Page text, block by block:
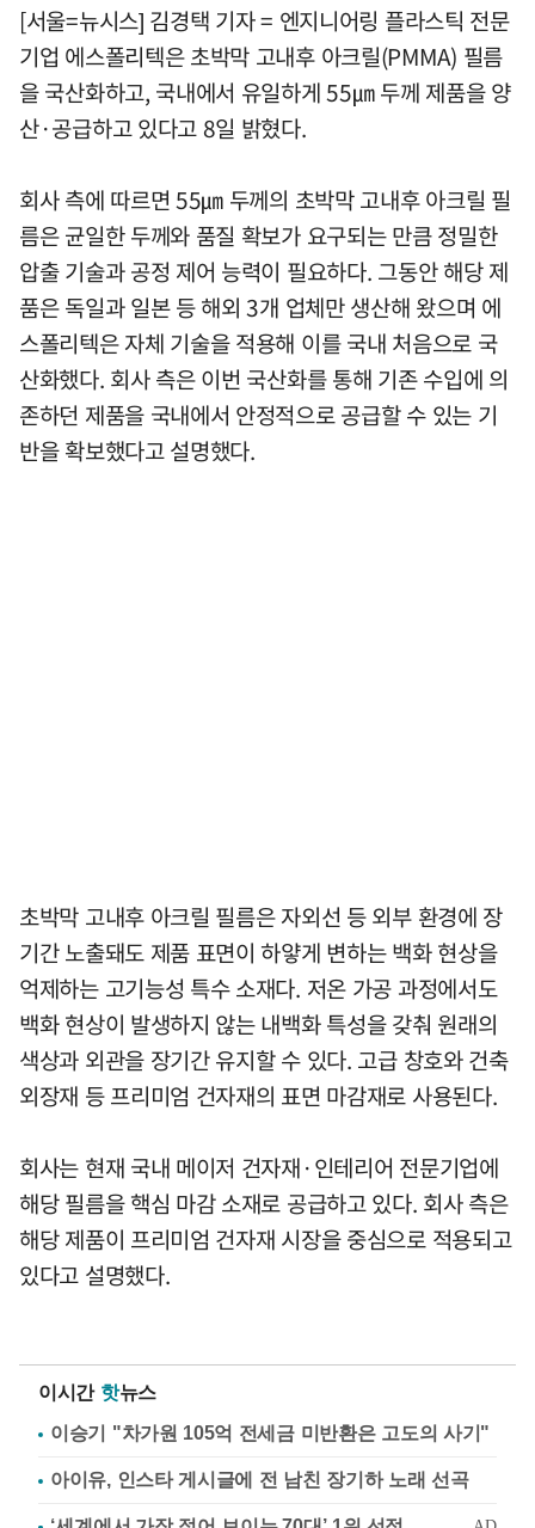
[서울=뉴시스] 김경택 기자 = 엔지니어링 플라스틱 전문
기업 에스폴리텍은 초박막 고내후 아크릴(PMMA) 필름
을 국산화하고, 국내에서 유일하게 55㎛ 두께 제품을 양
산·공급하고 있다고 8일 밝혔다.
회사 측에 따르면 55㎛ 두께의 초박막 고내후 아크릴 필
름은 균일한 두께와 품질 확보가 요구되는 만큼 정밀한
압출 기술과 공정 제어 능력이 필요하다. 그동안 해당 제
품은 독일과 일본 등 해외 3개 업체만 생산해 왔으며 에
스폴리텍은 자체 기술을 적용해 이를 국내 처음으로 국
산화했다. 회사 측은 이번 국산화를 통해 기존 수입에 의
존하던 제품을 국내에서 안정적으로 공급할 수 있는 기
반을 확보했다고 설명했다.
초박막 고내후 아크릴 필름은 자외선 등 외부 환경에 장
기간 노출돼도 제품 표면이 하얗게 변하는 백화 현상을
억제하는 고기능성 특수 소재다. 저온 가공 과정에서도
백화 현상이 발생하지 않는 내백화 특성을 갖춰 원래의
색상과 외관을 장기간 유지할 수 있다. 고급 창호와 건축
외장재 등 프리미엄 건자재의 표면 마감재로 사용된다.
회사는 현재 국내 메이저 건자재·인테리어 전문기업에
해당 필름을 핵심 마감 소재로 공급하고 있다. 회사 측은
해당 제품이 프리미엄 건자재 시장을 중심으로 적용되고
있다고 설명했다.
이시간 핫뉴스
이승기 "차가원 105억 전세금 미반환은 고도의 사기"
아이유, 인스타 게시글에 전 남친 장기하 노래 선곡